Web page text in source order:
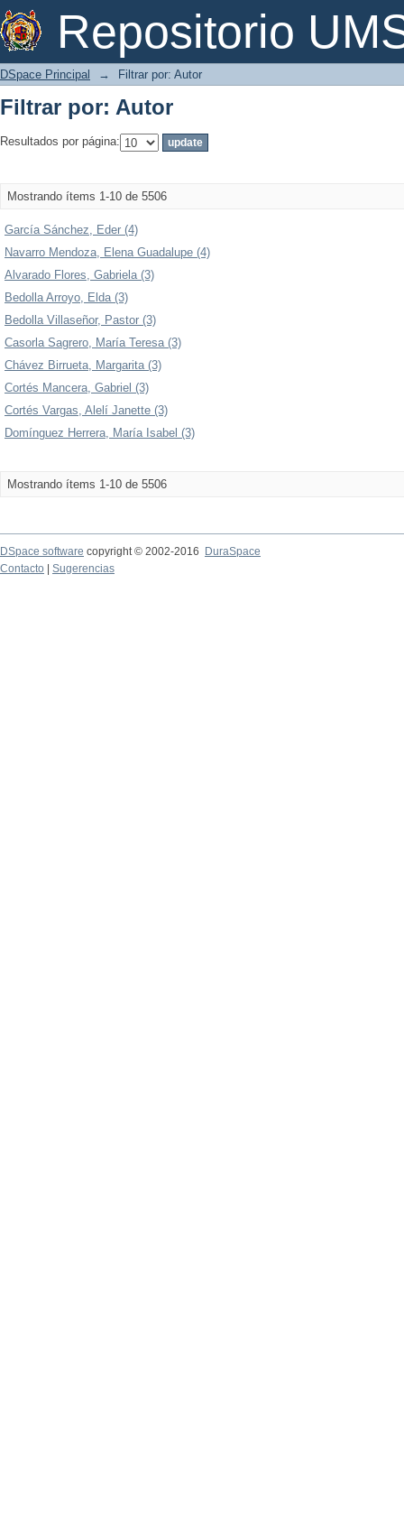
Repositorio
Filtrar por: Autor
DSpace Principal → Filtrar por: Autor
Filtrar por: Autor
Resultados por página:
Mostrando ítems 1-10 de 5506
García Sánchez, Eder (4)
Navarro Mendoza, Elena Guadalupe (4)
Alvarado Flores, Gabriela (3)
Bedolla Arroyo, Elda (3)
Bedolla Villaseñor, Pastor (3)
Casorla Sagrero, María Teresa (3)
Chávez Birrueta, Margarita (3)
Cortés Mancera, Gabriel (3)
Cortés Vargas, Alelí Janette (3)
Domínguez Herrera, María Isabel (3)
Mostrando ítems 1-10 de 5506
DSpace software copyright © 2002-2016
DuraSpace
Contacto
Sugerencias